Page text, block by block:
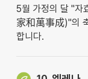
5월 가정의 달 "자
家和萬事成)"의
합니다.